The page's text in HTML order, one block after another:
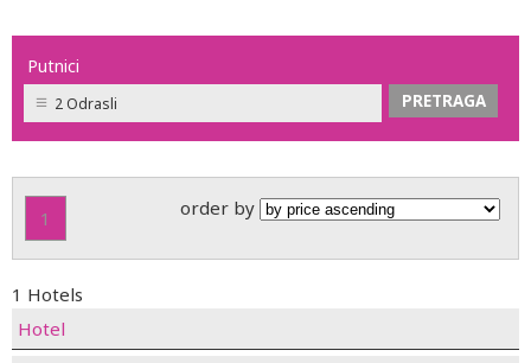
Putnici
2 Odrasli
1 order by
1 Hotels
Hotel